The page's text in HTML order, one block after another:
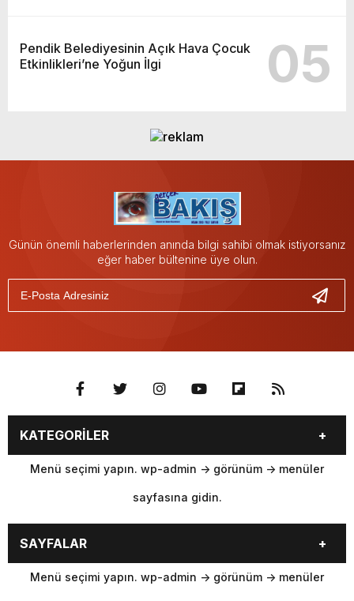
Pendik Belediyesinin Açık Hava Çocuk
Etkinlikleri’ne Yoğun İlgi
05
Günün önemli haberlerinden anında bilgi sahibi olmak istiyorsanız
eğer haber bültenine üye olun.
KATEGORİLER
Menü seçimi yapın. wp-admin -> görünüm -> menüler
sayfasına gidin.
SAYFALAR
Menü seçimi yapın. wp-admin -> görünüm -> menüler